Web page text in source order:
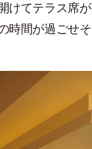
けてテラス席
時間が過ごせそ